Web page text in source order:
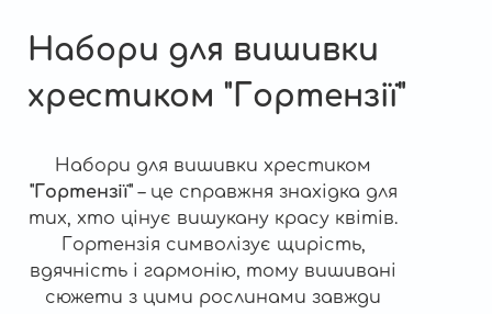
Набори для вишивки
хрестиком "Гортензії"
Набори для вишивки хрестиком
"Гортензії"– це справжня знахідка для
тих, хто цінує вишукану красу квітів.
Гортензія символізує щирість,
вдячність і гармонію, тому вишивані
сюжети з цими рослинами завжди